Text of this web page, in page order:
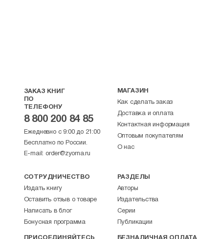
ЗАКАЗ КНИГ
ПО
ТЕЛЕФОНУ
8 800 200 84 85
Ежедневно с 9:00 до 21:00
Бесплатно по России.
E-mail: order@zyorna.ru
МАГАЗИН
Как сделать заказ
Доставка и оплата
Контактная информация
Оптовым покупателям
О нас
СОТРУДНИЧЕСТВО
Издать книгу
Оставить отзыв о товаре
Написать в блог
Бонусная программа
РАЗДЕЛЫ
Авторы
Издательства
Серии
Публикации